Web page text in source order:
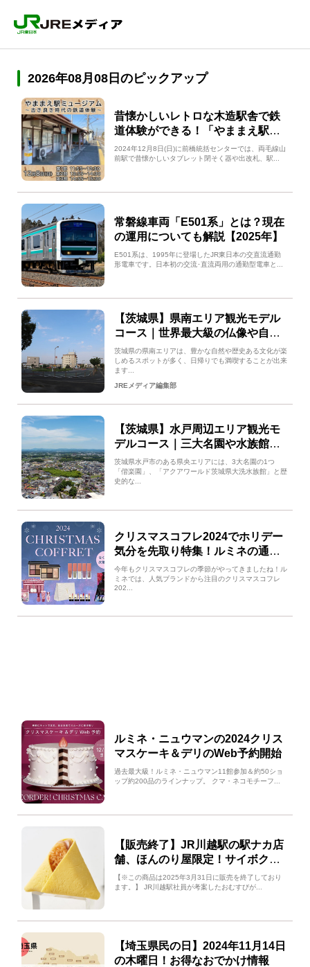
2026年08月08日のピックアップ
昔懐かしいレトロな木造駅舎で鉄
道体験ができる！「やままえ駅ミ
ュージアム」体験イベントが2024
年12月8日(日)開催
2024年12月8日(日)に前橋統括センターでは、両毛線山
前駅で昔懐かしいタブレット閉そく器や出改札、駅...
常磐線車両「E501系」とは？現在
の運用についても解説【2025年】
E501系は、1995年に登場したJR東日本の交直流通勤
形電車です。日本初の交流･直流両用の通勤型電車と...
【茨城県】県南エリア観光モデル
コース｜世界最大級の仏像や自然
を楽しむおすすめコースをご紹介
茨城県の県南エリアは、豊かな自然や歴史ある文化が楽
しめるスポットが多く、日帰りでも満喫することが出来
ます...
JREメディア編集部
【茨城県】水戸周辺エリア観光モ
デルコース｜三大名園や水族館を
巡るおすすめコースをご紹介
茨城県水戸市のある県央エリアには、3大名園の1つ
「偕楽園」、「アクアワールド茨城県大洗水族館」と歴
史的な...
クリスマスコフレ2024でホリデー
気分を先取り特集！ルミネの通販
「アイルミネ」
今年もクリスマスコフレの季節がやってきましたね！ル
ミネでは、人気ブランドから注目のクリスマスコフレ
202...
ルミネ・ニュウマンの2024クリス
マスケーキ＆デリのWeb予約開始
過去最大級！ルミネ・ニュウマン11館参加＆約50ショ
ップ約200品のラインナップ。 クマ・ネコモチーフ...
【販売終了】JR川越駅の駅ナカ店
舗、ほんのり屋限定！サイボクコ
ラボのおむすび発売！
【※この商品は2025年3月31日に販売を終了しており
ます。】 JR川越駅社員が考案したおむすびが...
【埼玉県民の日】2024年11月14日
の木曜日！お得なおでかけ情報